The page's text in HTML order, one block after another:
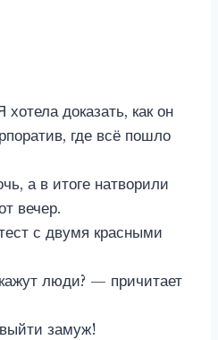
доказать, как он
где всё пошло
а в итоге натворили
вечер.
с двумя красными
люди? — причитает
замуж!